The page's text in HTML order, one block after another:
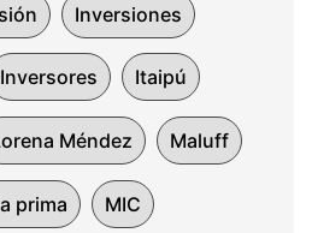
Inversiones
Inversores Itaipú
Méndez Maluff
prima MIC